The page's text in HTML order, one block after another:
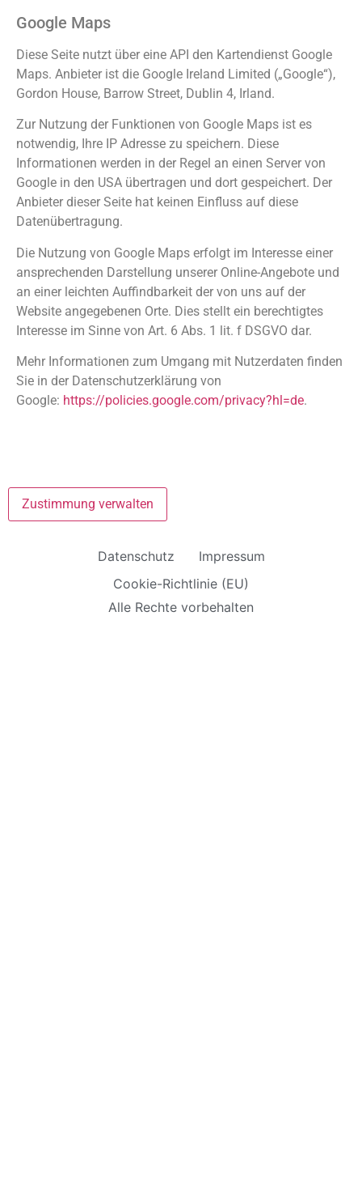
Google Maps
Diese Seite nutzt über eine API den Kartendienst Google
Maps. Anbieter ist die Google Ireland Limited („Google“),
Gordon House, Barrow Street, Dublin 4, Irland.
Zur Nutzung der Funktionen von Google Maps ist es
notwendig, Ihre IP Adresse zu speichern. Diese
Informationen werden in der Regel an einen Server von
Google in den USA übertragen und dort gespeichert. Der
Anbieter dieser Seite hat keinen Einfluss auf diese
Datenübertragung.
Die Nutzung von Google Maps erfolgt im Interesse einer
ansprechenden Darstellung unserer Online-Angebote und
an einer leichten Auffindbarkeit der von uns auf der
Website angegebenen Orte. Dies stellt ein berechtigtes
Interesse im Sinne von Art. 6 Abs. 1 lit. f DSGVO dar.
Mehr Informationen zum Umgang mit Nutzerdaten finden
Sie in der Datenschutzerklärung von
Google: https://policies.google.com/privacy?hl=de.
Zustimmung verwalten
Datenschutz
Impressum
Cookie-Richtlinie (EU)
Alle Rechte vorbehalten